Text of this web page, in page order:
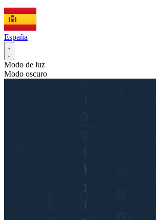
España
Modo de luz
Modo oscuro